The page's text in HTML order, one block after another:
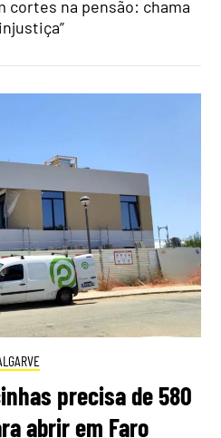
cortes na pensão: chama
precisa de 580
abrir em Faro